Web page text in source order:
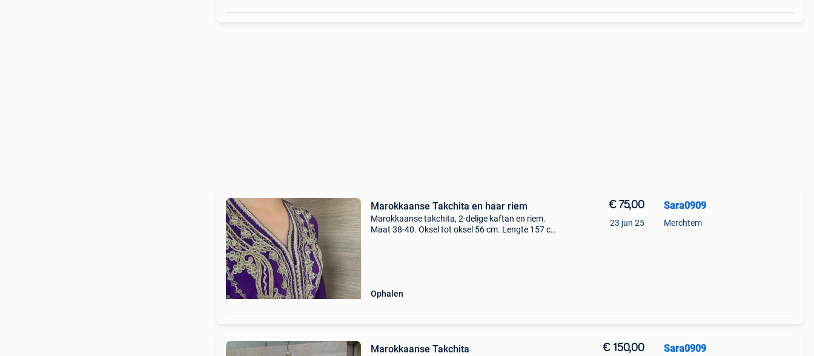
Marokkaanse Takchita en haar riem
Marokkaanse takchita, 2-delige kaftan en riem.
Maat 38-40. Oksel tot oksel 56 cm. Lengte 157 cm.
Ophalen
€ 75,00
23 jun 25
Sara0909
Merchtem
Marokkaanse Takchita € 150,00 Sara0909